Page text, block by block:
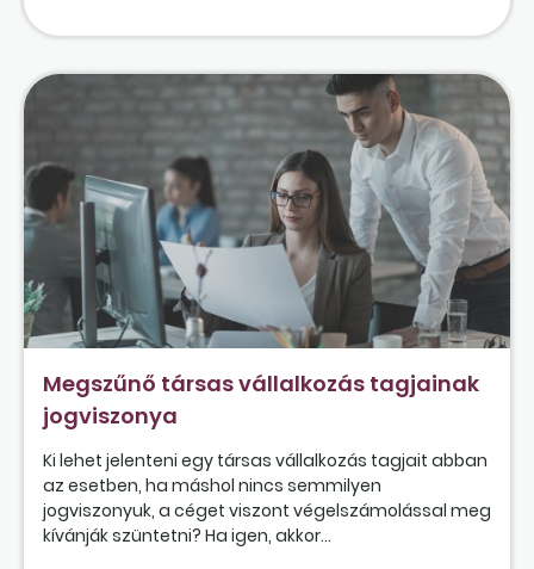
Megszűnő társas vállalkozás tagjainak
jogviszonya
Ki lehet jelenteni egy társas vállalkozás tagjait abban
az esetben, ha máshol nincs semmilyen
jogviszonyuk, a céget viszont végelszámolással meg
kívánják szüntetni? Ha igen, akkor...